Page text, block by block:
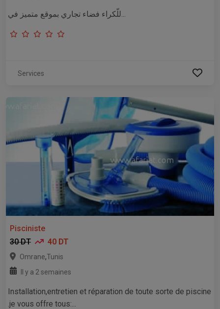
Services
Pisciniste
30 DT
40 DT
Omrane,Tunis
Il y a 2 semaines
Installation,entretien et réparation de toute sorte de piscine
.je vous offre tous:...